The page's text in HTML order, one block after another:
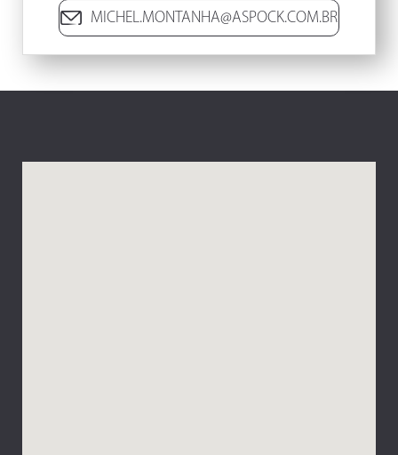
MICHEL.MONTANHA@ASPOCK.COM.BR